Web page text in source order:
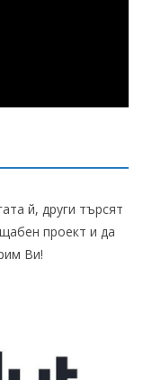
й, други търсят
проект и да
Ви!